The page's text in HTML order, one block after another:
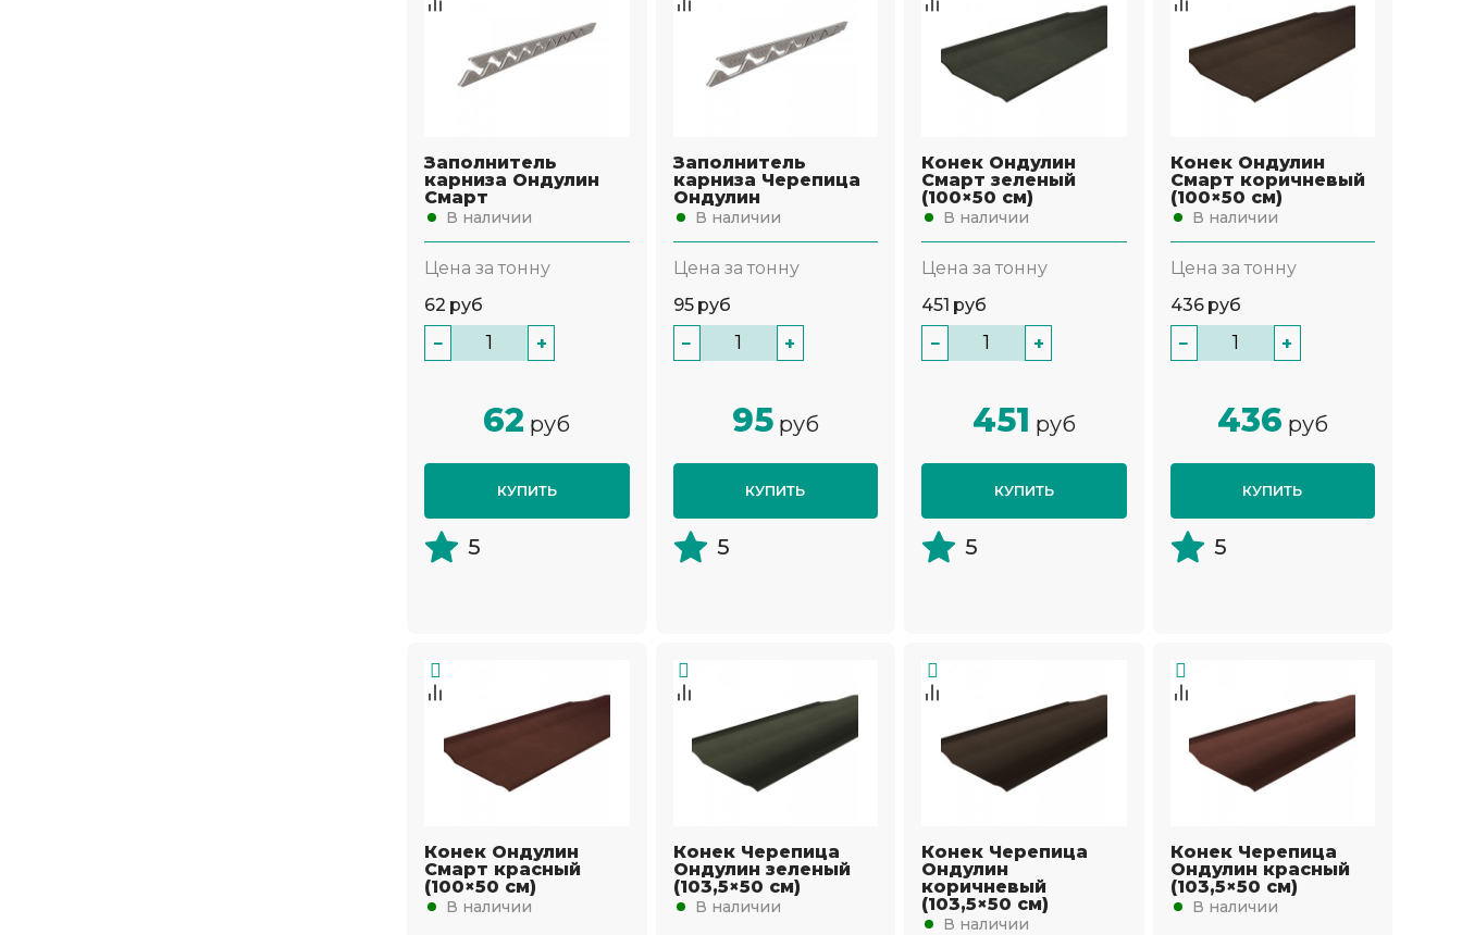
Заполнитель
карниза Ондулин
Смарт
В наличии
Цена за тонну
62 руб
−
+
62 руб
КУПИТЬ
5
Заполнитель
карниза Черепица
Ондулин
В наличии
Цена за тонну
95 руб
−
+
95руб
КУПИТЬ
5
Конек Ондулин
Смарт зеленый
(100×50 см)
В наличии
Цена за тонну
451 руб
−
+
451 руб
КУПИТЬ
5
Конек Ондулин
Смарт коричневый
(100×50 см)
В наличии
Цена за тонну
436 руб
−
+
436 руб
КУПИТЬ
5
Конек Ондулин
Смарт красный
(100×50 см)
В наличии
Конек Черепица
Ондулин зеленый
(103,5×50 см)
В наличии
Конек Черепица
Ондулин
коричневый
(103,5×50 см)
В наличии
Конек Черепица
Ондулин красный
(103,5×50 см)
В наличии